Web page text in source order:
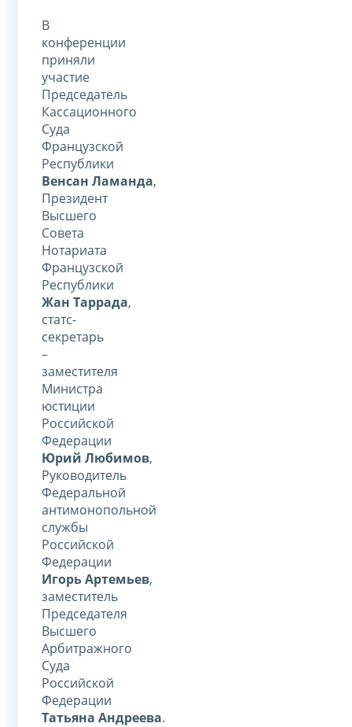
В
конференции
приняли
участие
Председатель
Кассационного
Суда
Французской
Республики
Венсан Ламанда,
Президент
Высшего
Совета
Нотариата
Французской
Республики
Жан Таррада,
статс-
секретарь
–
заместителя
Министра
юстиции
Российской
Федерации
Юрий Любимов,
Руководитель
Федеральной
антимонопольной
службы
Российской
Федерации
Игорь Артемьев,
заместитель
Председателя
Высшего
Арбитражного
Суда
Российской
Федерации
Татьяна Андреева.